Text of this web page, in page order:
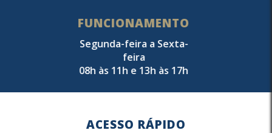
FUNCIONAMENTO
Segunda-feira a Sexta-
feira
08h às 11h e 13h às 17h
ACESSO RÁPIDO